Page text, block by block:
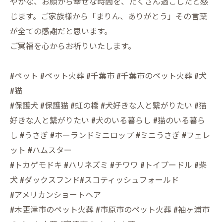
じます。ご家族様から「まりん、ありがとう」その言葉
が全ての感謝だと思います。
ご冥福を心からお祈りいたします。
#ペット #ペット火葬 #千葉市 #千葉市のペット火葬 #犬
#猫
#保護犬 #保護猫 #虹の橋 #犬好きな人と繋がりたい #猫
好きな人と繋がりたい #犬のいる暮らし #猫のいる暮ら
し #うさぎ #ホーランドミニロップ #ミニうさぎ #フェレ
ット #ハムスター
#トカゲモドキ #ハリネズミ #チワワ #トイプードル #柴
犬 #ダックスフンド#スコティッシュフォールド
#アメリカンショートヘア
#木更津市のペット火葬 #市原市のペット火葬 #袖ヶ浦市